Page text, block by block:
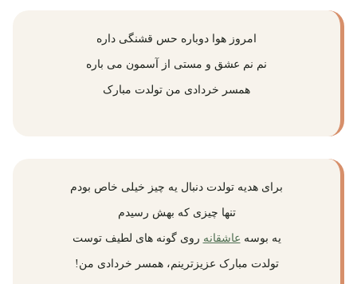
امروز هوا دوباره حس قشنگی داره
نم نم عشق و مستی از آسمون می باره
همسر خردادی من تولدت مبارک
برای هدیه تولدت دنبال یه چیز خیلی خاص بودم
تنها چیزی که بهش رسیدم
یه بوسه عاشقانه روی گونه های لطیف توست
تولدت مبارک عزیزترینم، همسر خردادی من!